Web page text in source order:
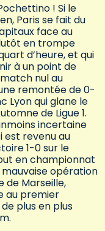
! Si le
Paris se fait du
face au
en trompe
d’heure, et qui
à un point de
match nul au
remontée de 0-
Lyon qui glane le
de Ligue 1.
incertaine
est revenu au
1-0 sur le
en championnat
mauvaise opération
de Marseille,
au premier
plus en plus